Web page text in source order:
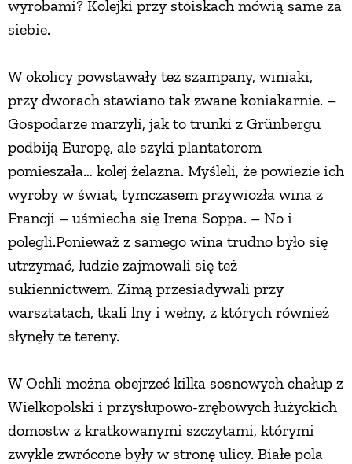
wyrobami? Kolejki przy stoiskach mówią same za
siebie.
W okolicy powstawały też szampany, winiaki,
przy dworach stawiano tak zwane koniakarnie. –
Gospodarze marzyli, jak to trunki z Grünbergu
podbiją Europę, ale szyki plantatorom
pomieszała… kolej żelazna. Myśleli, że powiezie ich
wyroby w świat, tymczasem przywiozła wina z
Francji – uśmiecha się Irena Soppa. – No i
polegli.Ponieważ z samego wina trudno było się
utrzymać, ludzie zajmowali się też
sukiennictwem. Zimą przesiadywali przy
warsztatach, tkali lny i wełny, z których również
słynęły te tereny.
W Ochli można obejrzeć kilka sosnowych chałup z
Wielkopolski i przysłupowo-zrębowych łużyckich
domostw z kratkowanymi szczytami, którymi
zwykle zwrócone były w stronę ulicy. Białe pola